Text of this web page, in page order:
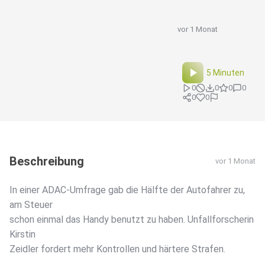
vor 1 Monat
5 Minuten
0 0 0
0
0
0
Beschreibung vor 1 Monat
In einer ADAC-Umfrage gab die Hälfte der Autofahrer zu,
am Steuer
schon einmal das Handy benutzt zu haben. Unfallforscherin
Kirstin
Zeidler fordert mehr Kontrollen und härtere Strafen.